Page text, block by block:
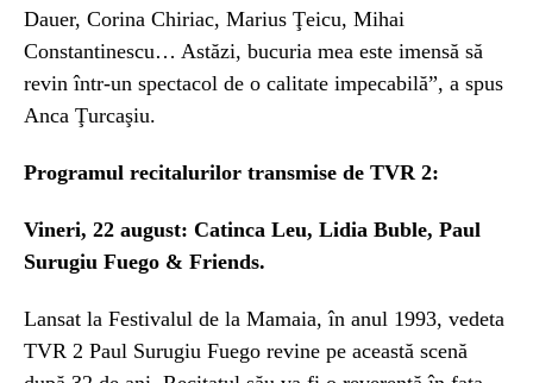
Dauer, Corina Chiriac, Marius Ţeicu, Mihai
Constantinescu… Astăzi, bucuria mea este imensă să
revin într-un spectacol de o calitate impecabilă”, a spus
Anca Ţurcaşiu.
Programul recitalurilor transmise de TVR 2:
Vineri, 22 august: Catinca Leu, Lidia Buble, Paul
Surugiu Fuego & Friends.
Lansat la Festivalul de la Mamaia, în anul 1993, vedeta
TVR 2 Paul Surugiu Fuego revine pe această scenă